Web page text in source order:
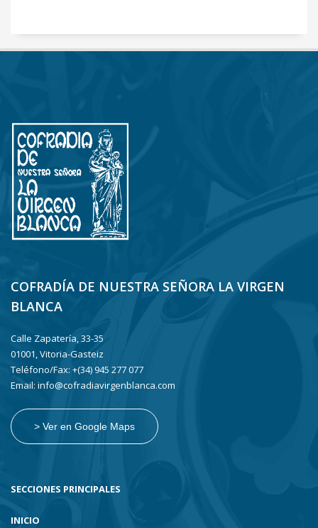
COFRADÍA DE NUESTRA SEÑORA LA VIRGEN
BLANCA
Calle Zapatería, 33-35
01001, Vitoria-Gasteiz
Teléfono/Fax: +(34) 945 277 077
Email: info@cofradiavirgenblanca.com
> Ver en Google Maps
SECCIONES PRINCIPALES
INICIO